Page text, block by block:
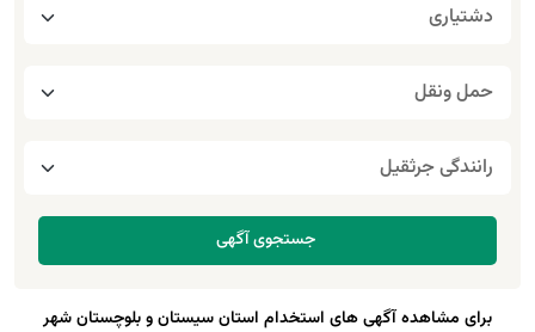
برای مشاهده آگهی های استخدام استان سیستان و بلوچستان شهر